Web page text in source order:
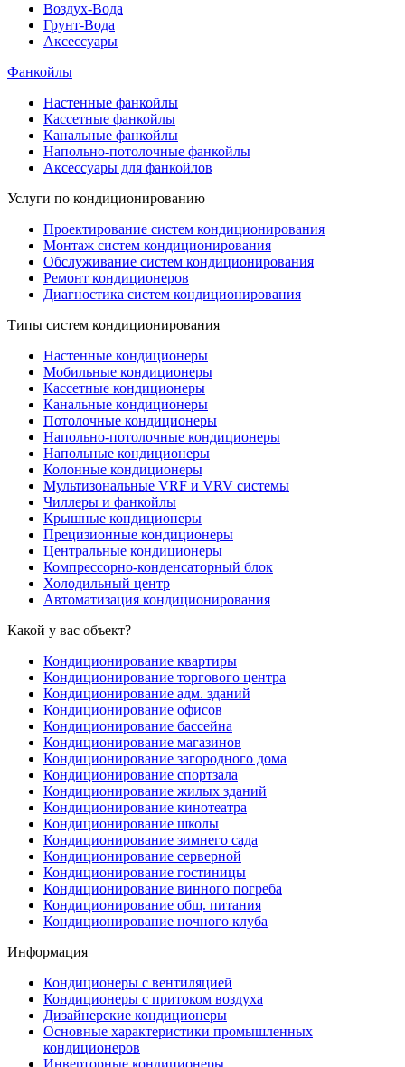
Воздух-Вода
Грунт-Вода
Аксессуары
Фанкойлы
Настенные фанкойлы
Кассетные фанкойлы
Канальные фанкойлы
Напольно-потолочные фанкойлы
Аксессуары для фанкойлов
Услуги по кондиционированию
Проектирование систем кондиционирования
Монтаж систем кондиционирования
Обслуживание систем кондиционирования
Ремонт кондиционеров
Диагностика систем кондиционирования
Типы систем кондиционирования
Настенные кондиционеры
Мобильные кондиционеры
Кассетные кондиционеры
Канальные кондиционеры
Потолочные кондиционеры
Напольно-потолочные кондиционеры
Напольные кондиционеры
Колонные кондиционеры
Мультизональные VRF и VRV системы
Чиллеры и фанкойлы
Крышные кондиционеры
Прецизионные кондиционеры
Центральные кондиционеры
Компрессорно-конденсаторный блок
Холодильный центр
Автоматизация кондиционирования
Какой у вас объект?
Кондиционирование квартиры
Кондиционирование торгового центра
Кондиционирование адм. зданий
Кондиционирование офисов
Кондиционирование бассейна
Кондиционирование магазинов
Кондиционирование загородного дома
Кондиционирование спортзала
Кондиционирование жилых зданий
Кондиционирование кинотеатра
Кондиционирование школы
Кондиционирование зимнего сада
Кондиционирование серверной
Кондиционирование гостиницы
Кондиционирование винного погреба
Кондиционирование общ. питания
Кондиционирование ночного клуба
Информация
Кондиционеры с вентиляцией
Кондиционеры с притоком воздуха
Дизайнерские кондиционеры
Основные характеристики промышленных
кондиционеров